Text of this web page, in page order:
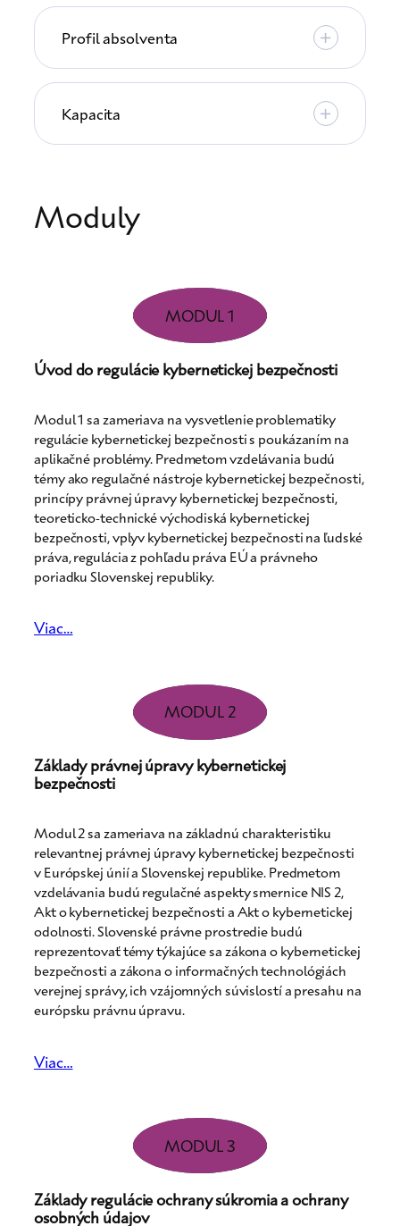
Profil absolventa
Kapacita
Moduly
MODUL 1
Úvod do regulácie kybernetickej bezpečnosti
Modul 1 sa zameriava na vysvetlenie problematiky
regulácie kybernetickej bezpečnosti s poukázaním na
aplikačné problémy. Predmetom vzdelávania budú
témy ako regulačné nástroje kybernetickej bezpečnosti,
princípy právnej úpravy kybernetickej bezpečnosti,
teoreticko-technické východiská kybernetickej
bezpečnosti, vplyv kybernetickej bezpečnosti na ľudské
práva, regulácia z pohľadu práva EÚ a právneho
poriadku Slovenskej republiky.
Viac…
MODUL 2
Základy právnej úpravy kybernetickej
bezpečnosti
Modul 2 sa zameriava na základnú charakteristiku
relevantnej právnej úpravy kybernetickej bezpečnosti
v Európskej únií a Slovenskej republike. Predmetom
vzdelávania budú regulačné aspekty smernice NIS 2,
Akt o kybernetickej bezpečnosti a Akt o kybernetickej
odolnosti. Slovenské právne prostredie budú
reprezentovať témy týkajúce sa zákona o kybernetickej
bezpečnosti a zákona o informačných technológiách
verejnej správy, ich vzájomných súvislostí a presahu na
európsku právnu úpravu.
Viac…
MODUL 3
Základy regulácie ochrany súkromia a ochrany
osobných údajov